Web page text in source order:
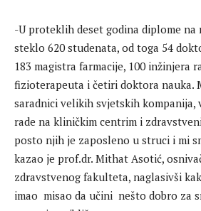
-U proteklih deset godina diplome na
steklo 620 studenata, od toga 54
183 magistra farmacije, 100 inžinjera
fizioterapeuta i četiri doktora nauka.
saradnici velikih svjetskih kompanija,
rade na kliničkim centrim i
posto njih je zaposleno u struci i mi
kazao je prof.dr. Mithat Asotić,
zdravstvenog fakulteta, naglasivši
imao misao da učini nešto dobro za